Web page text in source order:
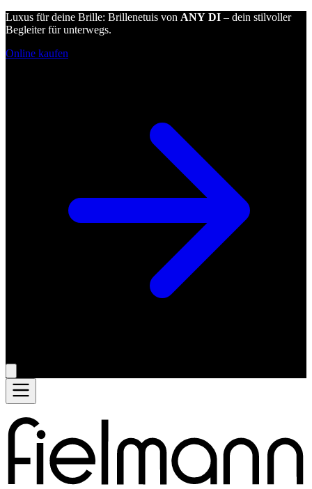
Luxus für deine Brille: Brillenetuis von ANY DI – dein stilvoller
Begleiter für unterwegs.
Online kaufen